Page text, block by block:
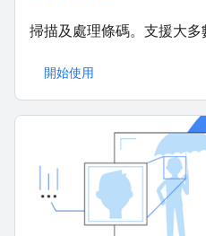
掃描及處理條碼。支援大多
開始使用